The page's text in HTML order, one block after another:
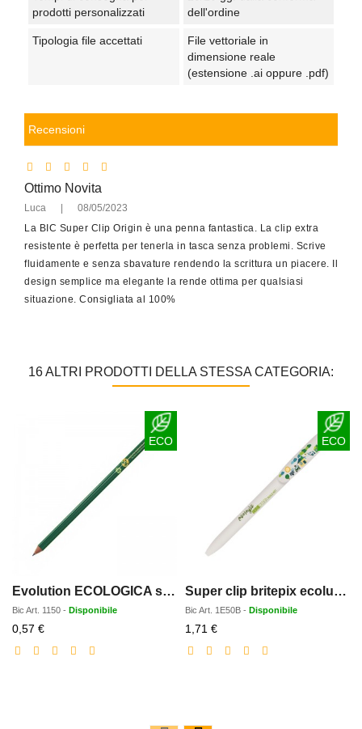
prodotti personalizzati
dell'ordine
Tipologia file accettati
File vettoriale in
dimensione reale
(estensione .ai oppure .pdf)
Recensioni
Ottimo Novita
Luca
08/05/2023
La BIC Super Clip Origin è una penna fantastica. La clip extra
resistente è perfetta per tenerla in tasca senza problemi. Scrive
fluidamente e senza sbavature rendendo la scrittura un piacere. Il
design semplice ma elegante la rende ottima per qualsiasi
situazione. Consigliata al 100%
16 ALTRI PRODOTTI DELLA STESSA CATEGORIA:
ECO
Evolution ECOLOGICA senza gomma
Bic Art. 1150 - Disponibile
0,57 €Prezzo
scontato
ECO
Super clip britepix ecolutions
Bic Art. 1E50B - Disponibile
1,71 €Prezzo
scontato